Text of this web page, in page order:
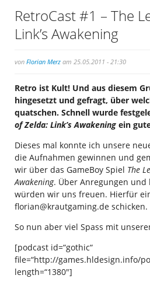
RetroCast #1 – The
Link’s Awakening
von Florian Merz am 25.05.2011 - 21:30
Retro ist Kult! Und aus diesem
hingesetzt und gefragt, über
quatschen. Schnell wurde
of Zelda: Link’s Awakening ein
Dieses mal konnte ich unsere
die Aufnahmen gewinnen und
wir über das GameBoy Spiel The
Awakening. Über Anregungen
würden wir uns freuen. Hierfür
florian@krautgaming.de schicken.
So nun aber viel Spass mit
[podcast id=“gothic“
file=“http://games.hldesign.info/
length=“1380″]